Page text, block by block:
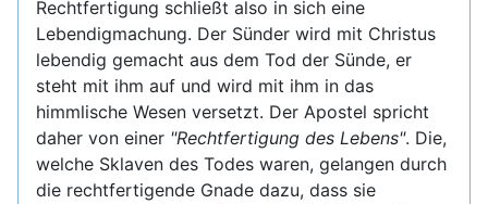
Rechtfertigung schließt also in sich eine
Lebendigmachung. Der Sünder wird mit Christus
lebendig gemacht aus dem Tod der Sünde, er
steht mit ihm auf und wird mit ihm in das
himmlische Wesen versetzt. Der Apostel spricht
daher von einer "Rechtfertigung des Lebens". Die,
welche Sklaven des Todes waren, gelangen durch
die rechtfertigende Gnade dazu, dass sie